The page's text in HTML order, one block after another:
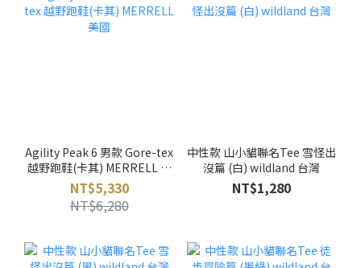
Agility Peak 6 男款 Gore-tex
越野跑鞋(卡其) MERRELL 美
國
NT$5,330
NT$6,280
中性款 山小貓聯名Tee 雪怪出
沒篇 (白) wildland 台灣
NT$1,280